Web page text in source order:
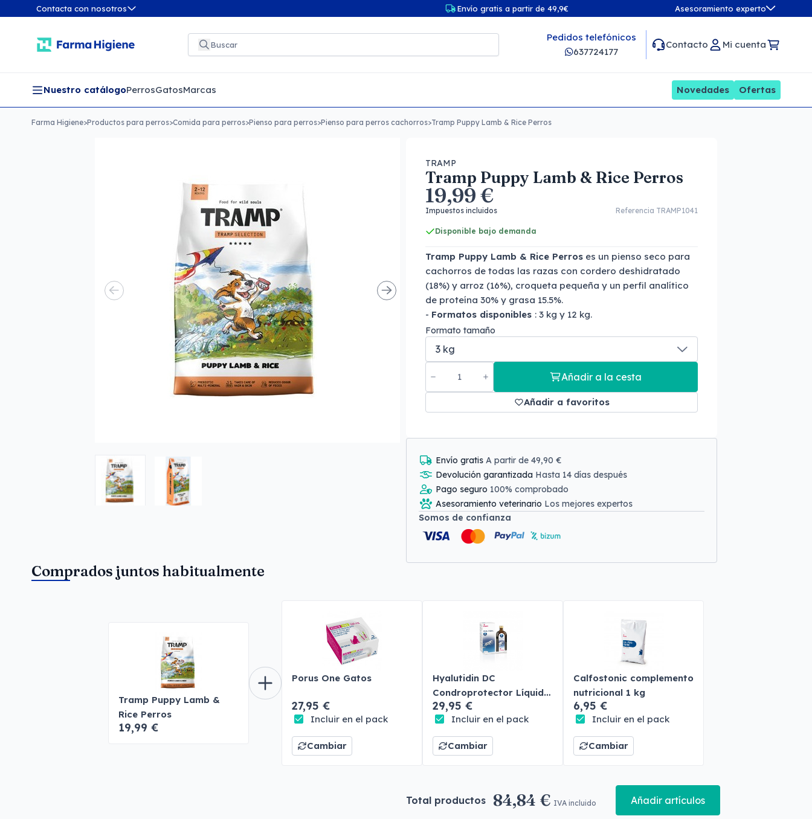
Contacta con nosotros Envío gratis a partir de 49,9€ Asesoramiento experto
Pedidos telefónicos
637724177
Contacto Mi cuenta
Nuestro catálogoPerrosGatosMarcas Novedades Ofertas
Farma Higiene>Productos para perros>Comida para perros>Pienso para perros>Pienso para perros cachorros>Tramp Puppy Lamb & Rice Perros
TRAMP
Tramp Puppy Lamb & Rice Perros
19,99 €
Impuestos incluidos Referencia TRAMP1041
Disponible bajo demanda
Tramp Puppy Lamb & Rice Perros es un pienso seco para
cachorros de todas las razas con cordero deshidratado
(18%) y arroz (16%), croqueta pequeña y un perfil analítico
de proteína 30% y grasa 15.5%.
- Formatos disponibles : 3 kg y 12 kg.
Formato tamaño
Añadir a la cesta
Añadir a favoritos
Envío gratis A partir de 49,90 €
Devolución garantizada Hasta 14 días después
Pago seguro 100% comprobado
Asesoramiento veterinario Los mejores expertos
Somos de confianza
Comprados juntos habitualmente
Tramp Puppy Lamb &
Rice Perros
19,99 €
Porus One Gatos
27,95 €
Incluir en el pack
Cambiar
Hyalutidin DC
Condroprotector Líquido
Perros y Gatos
29,95 €
Incluir en el pack
Cambiar
Calfostonic complemento
nutricional 1 kg
6,95 €
Incluir en el pack
Cambiar
Total productos 84,84 € IVA incluido Añadir artículos